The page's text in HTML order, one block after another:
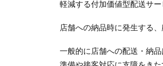
軽減する付加価値型配送サ
店舗への納品時に発生する
一般的に店舗への配送・納